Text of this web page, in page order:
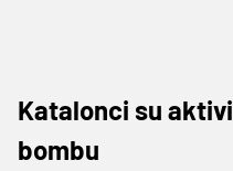
Katalonci su
bombu